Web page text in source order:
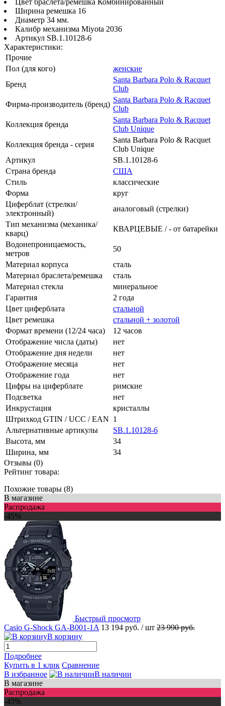
Ширина ремешка 16
Диаметр 34 мм.
Калибр механизма Miyota 2036
Артикул SB.1.10128-6
Характеристики:
Прочие
Пол (для кого)
женские
Бренд
Santa Barbara Polo & Racquet
Club
Фирма-производитель (бренд)
Santa Barbara Polo & Racquet
Club
Коллекция бренда
Santa Barbara Polo & Racquet
Club Unique
Коллекция бренда - серия
Santa Barbara Polo & Racquet
Club Unique
Артикул
SB.1.10128-6
Страна бренда
США
Стиль
классические
Форма
круг
Циферблат (стрелки/
электронный)
аналоговый (стрелки)
Тип механизма (механика/
кварц)
КВАРЦЕВЫЕ / - от батарейки
Водонепроницаемость,
метров
50
Материал корпуса
сталь
Материал браслета/ремешка
сталь
Материал стекла
минеральное
Гарантия
2 года
Цвет циферблата
стальной
Цвет ремешка
стальной + золотой
Формат времени (12/24 часа)
12 часов
Отображение числа (даты)
нет
Отображение дня недели
нет
Отображение месяца
нет
Отображение года
нет
Цифры на циферблате
римские
Подсветка
нет
Инкрустация
кристаллы
Штрихкод GTIN / UCC / EAN 1
Альтернативные артикулы
SB.1.10128-6
Высота, мм
34
Ширина, мм
34
Отзывы (0)
Рейтинг товара:
Похожие товары (8)
В магазине
Распродажа
-45%
Быстрый просмотр
Casio G-Shock GA-B001-1A 13 194 руб. / шт 23 990 руб.
В корзину
Подробнее
Купить в 1 клик Сравнение
В избранное
В наличии
В магазине
Распродажа
-45%